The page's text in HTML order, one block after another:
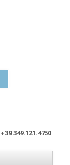
+39 349.121.4750